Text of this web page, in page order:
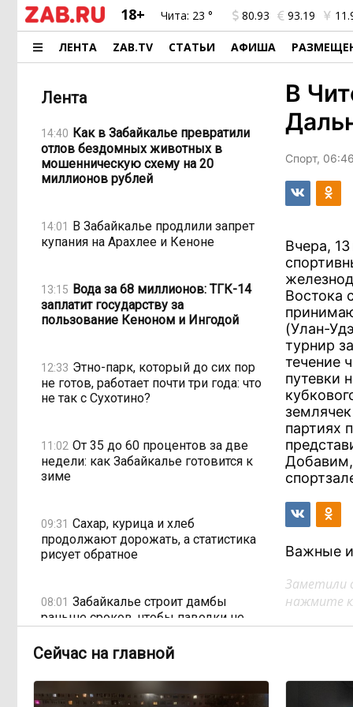
18+ Чита: 23 ° 80.93 93.19
ЛЕНТА ZAB.TV СТАТЬИ АФИША
Лента
14:40 Как в Забайкалье превратили
отлов бездомных животных в
мошенническую схему на 20
миллионов рублей
14:01 В Забайкалье продлили запрет
купания на Арахлее и Кеноне
13:15 Вода за 68 миллионов: ТГК-14
заплатит государству за
пользование Кеноном и Ингодой
12:33 Этно-парк, который до сих пор
не готов, работает почти три года: что
не так с Сухотино?
11:02 От 35 до 60 процентов за две
недели: как Забайкалье готовится к
зиме
09:31 Сахар, курица и хлеб
продолжают дорожать, а статистика
рисует обратное
08:01 Забайкалье строит дамбы
раньше сроков, чтобы паводки не
18:01, Вчера Погодные качели в
Забайкалье: прогноз синоптиков на
В
Спорт,
Вчера,
Востока
(Улан-
турнир
течение
путевки
партиях
Добавим,
Важные
Заметили
нажмите
Сейчас на главной